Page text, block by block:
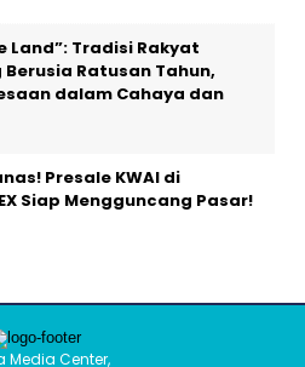
Land”: Tradisi Rakyat
Berusia Ratusan Tahun,
dalam Cahaya dan
Presale KWAI di
Siap Mengguncang Pasar!
Media Center,